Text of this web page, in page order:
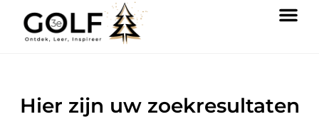
Hier zijn uw zoekresultaten